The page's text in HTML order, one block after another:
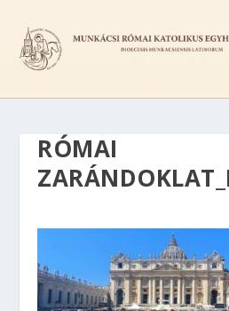
RÓMAI